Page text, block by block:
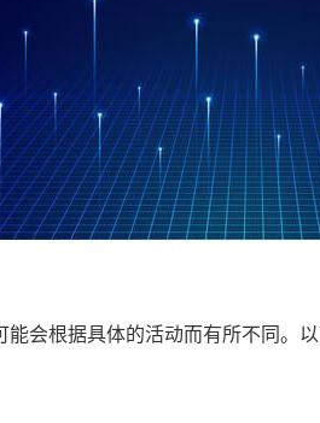
会根据具体的活动而有所不同。